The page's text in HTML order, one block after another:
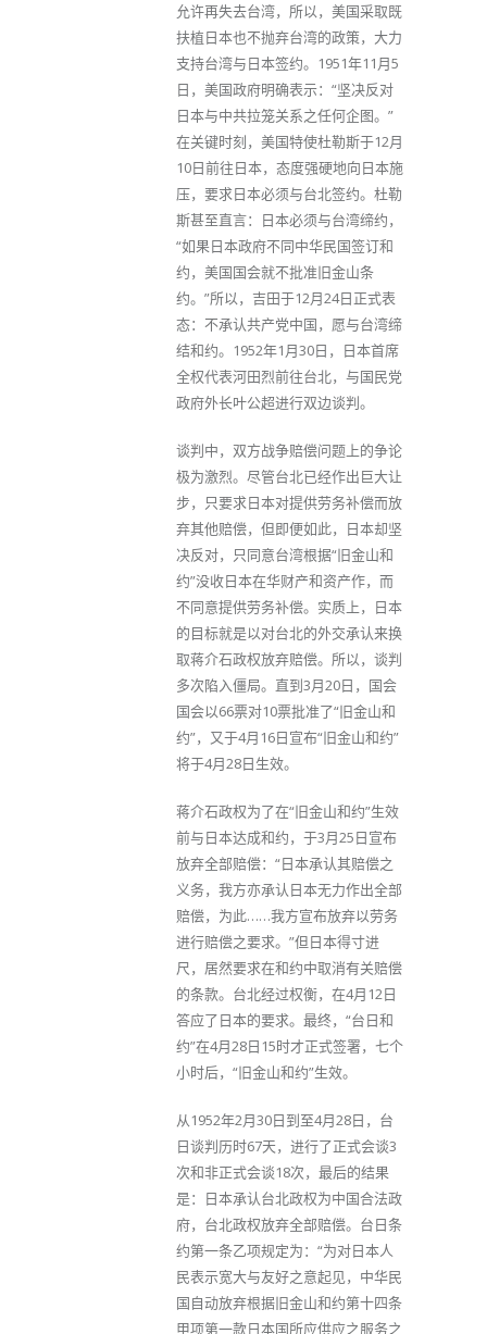
允许再失去台湾，所以，美国采取既
扶植日本也不抛弃台湾的政策，大力
支持台湾与日本签约。1951年11月5
日，美国政府明确表示：“坚决反对
日本与中共拉笼关系之任何企图。”
在关键时刻，美国特使杜勒斯于12月
10日前往日本，态度强硬地向日本施
压，要求日本必须与台北签约。杜勒
斯甚至直言：日本必须与台湾缔约，
“如果日本政府不同中华民国签订和
约，美国国会就不批准旧金山条
约。”所以，吉田于12月24日正式表
态：不承认共产党中国，愿与台湾缔
结和约。1952年1月30日，日本首席
全权代表河田烈前往台北，与国民党
政府外长叶公超进行双边谈判。
谈判中，双方战争赔偿问题上的争论
极为激烈。尽管台北已经作出巨大让
步，只要求日本对提供劳务补偿而放
弃其他赔偿，但即便如此，日本却坚
决反对，只同意台湾根据“旧金山和
约”没收日本在华财产和资产作，而
不同意提供劳务补偿。实质上，日本
的目标就是以对台北的外交承认来换
取蒋介石政权放弃赔偿。所以，谈判
多次陷入僵局。直到3月20日，国会
国会以66票对10票批准了“旧金山和
约”，又于4月16日宣布“旧金山和约”
将于4月28日生效。
蒋介石政权为了在“旧金山和约”生效
前与日本达成和约，于3月25日宣布
放弃全部赔偿：“日本承认其赔偿之
义务，我方亦承认日本无力作出全部
赔偿，为此……我方宣布放弃以劳务
进行赔偿之要求。”但日本得寸进
尺，居然要求在和约中取消有关赔偿
的条款。台北经过权衡，在4月12日
答应了日本的要求。最终，“台日和
约”在4月28日15时才正式签署，七个
小时后，“旧金山和约”生效。
从1952年2月30日到至4月28日，台
日谈判历时67天，进行了正式会谈3
次和非正式会谈18次，最后的结果
是：日本承认台北政权为中国合法政
府，台北政权放弃全部赔偿。台日条
约第一条乙项规定为：“为对日本人
民表示宽大与友好之意起见，中华民
国自动放弃根据旧金山和约第十四条
甲项第一款日本国所应供应之服务之